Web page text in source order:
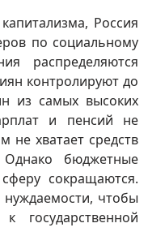
Россия
по социальному
распределяются
контролируют до
из самых высоких
и пенсий не
не хватает средств
бюджетные
сокращаются.
чтобы
государственной